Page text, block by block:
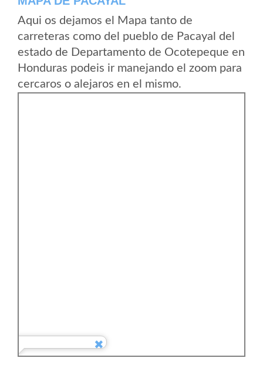
Aqui os dejamos el Mapa tanto de
carreteras como del pueblo de Pacayal del
estado de Departamento de Ocotepeque en
Honduras podeis ir manejando el zoom para
cercaros o alejaros en el mismo.